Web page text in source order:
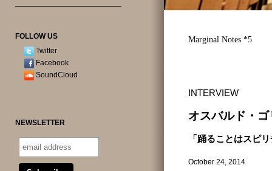
FOLLOW US
Twitter
Facebook
SoundCloud
NEWSLETTER
Marginal Notes *5
INTERVIEW
オスバルド・ゴ
「踊ることはスピ
October 24, 2014